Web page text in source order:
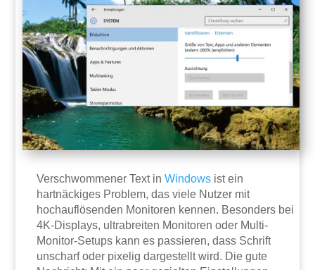
Verschwommener Text inWindows ist ein
hartnäckiges Problem, das viele Nutzer mit
hochauflösenden Monitoren kennen. Besonders bei
4K-Displays, ultrabreiten Monitoren oder Multi-
Monitor-Setups kann es passieren, dass Schrift
unscharf oder pixelig dargestellt wird. Die gute